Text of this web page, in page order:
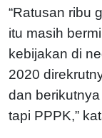
“Ratusan ribu
itu masih
kebijakan di
2020
dan berikutnya
tapi PPPK,”